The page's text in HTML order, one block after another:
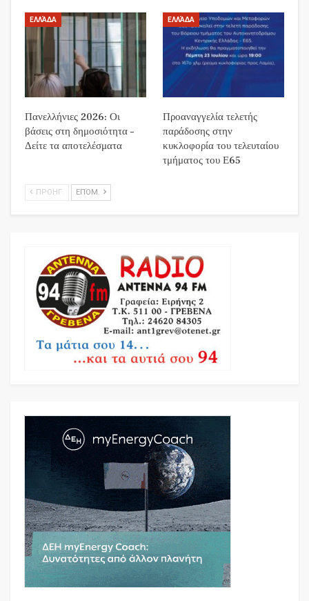
ΕΛΛΆΔΑ
Πανελλήνιες 2026: Οι
βάσεις στη δημοσιότητα –
Δείτε τα αποτελέσματα
ΕΛΛΆΔΑ
Προαναγγελία τελετής
παράδοσης στην
κυκλοφορία του τελευταίου
τμήματος του Ε65
ΠΡΟΗΓ. ΕΠΌΜ.